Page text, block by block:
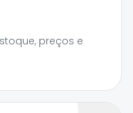
preços e